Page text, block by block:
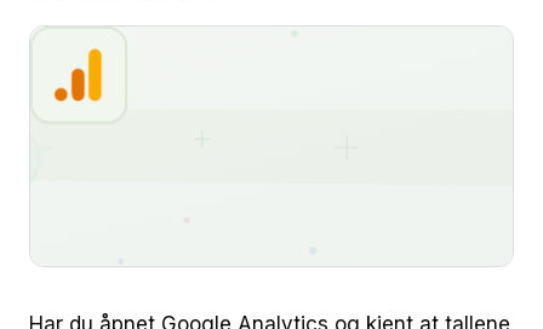
Har du åpnet Google Analytics og kjent at tallene